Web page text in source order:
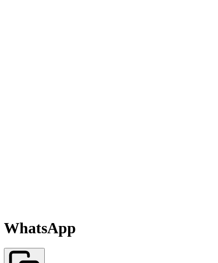
WhatsApp